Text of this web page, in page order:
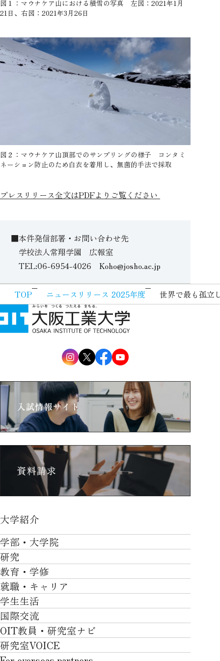
図１：マウナケア山における積雪の写真 左図：2021年1月
21日、右図：2021年3月26日
図２：マウナケア山頂部でのサンプリングの様子 コンタミ
ネーション防止のため白衣を着用し、無菌的手法で採取
プレスリリース全文はPDFよりご覧ください
■本件発信部署・お問い合わせ先
学校法人常翔学園 広報室
TEL:06-6954-4026 Koho@josho.ac.jp
TOP ニュースリリース 2025年度 世界で最も孤立
大学紹介
大学紹介TOP
OVER THE LIMIT
大学について
施設一覧
社会・地域・高大連携
川上村での取り組み
アクセス
ポリシー/コンプライアンス
学部・大学院
学部・大学院TOP
工学部
ロボティクス＆デザイン工学部
情報科学部
知的財産学部
工学研究科
ロボティクス＆デザイン工学研究科
研究
研究TOP
研究について
産官学連携
教育・学修
教育・学修TOP
卒業時質保証を担う独自の教育システム
自律学修
学習支援
リカレント教育プログラム
就職・キャリア
就職・キャリアTOP
就職サポート
キャリア形成
インターンシップ
学生生活
学生生活TOP
キャンパスライフ
課外活動
国際交流
国際交流TOP
グローバルな人材育成
OIT教員・研究室ナビ
研究室VOICE